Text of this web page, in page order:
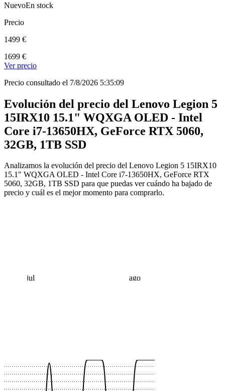
NuevoEn stock
Precio
1499 €
1699 €
Ver precio
Precio consultado el 7/8/2026 5:35:09
Evolución del precio del Lenovo Legion 5
15IRX10 15.1" WQXGA OLED - Intel
Core i7-13650HX, GeForce RTX 5060,
32GB, 1TB SSD
Analizamos la evolución del precio del Lenovo Legion 5 15IRX10
15.1" WQXGA OLED - Intel Core i7-13650HX, GeForce RTX
5060, 32GB, 1TB SSD para que puedas ver cuándo ha bajado de
precio y cuál es el mejor momento para comprarlo.
jul ago